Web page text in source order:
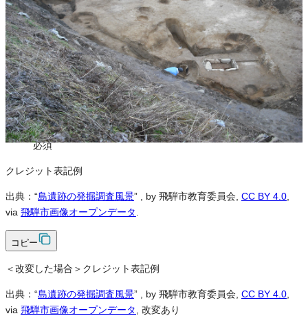
※本サイトの利用規約 も適用されます。
営利利用
可
改変
可
クレジット表記
必須
クレジット表記例
出典：“島遺跡の発掘調査風景” , by 飛騨市教育委員会, CC BY 4.0
via 飛騨市画像オープンデータ
コピー
＜改変した場合＞クレジット表記例
出典：“島遺跡の発掘調査風景” , by 飛騨市教育委員会, CC BY 4.0
via 飛騨市画像オープンデータ , 改変あり